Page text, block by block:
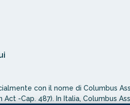
con il nome di Columbus
-Cap. 487). In Italia, Columbus